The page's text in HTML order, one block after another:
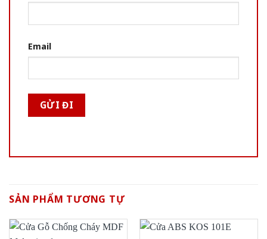
Email
SẢN PHẨM TƯƠNG TỰ